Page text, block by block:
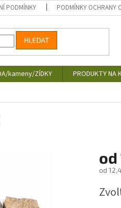
PODMÍNKY PODMÍNKY OCHRANY
HLEDAT
kameny/ZÍDKY PRODUKTY NA
od
od
cena: